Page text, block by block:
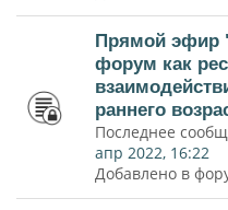
Прямой эфир
форум как
раннего
Последнее
апр 2022, 16:22
Добавлено в